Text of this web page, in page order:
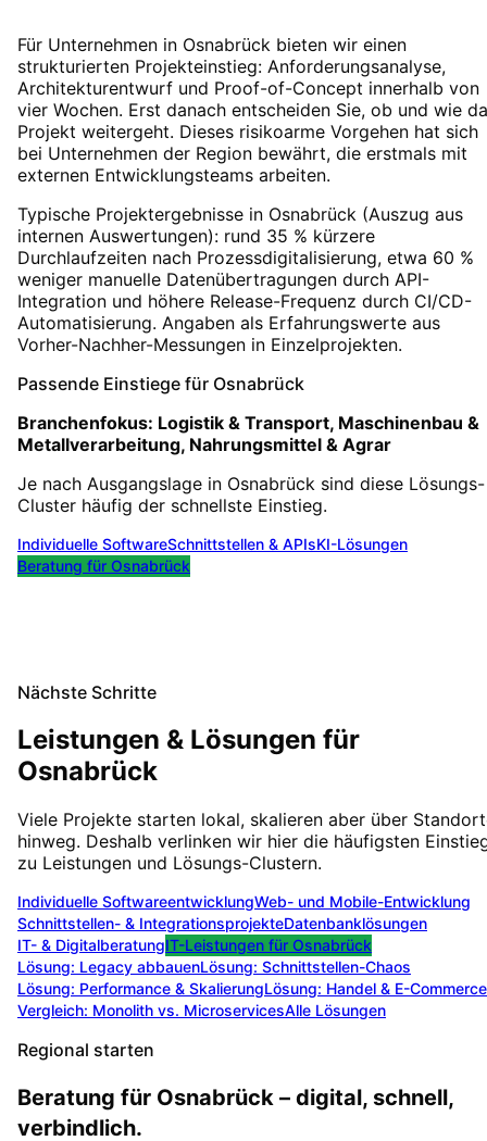
Für Unternehmen in Osnabrück bieten wir einen
strukturierten Projekteinstieg: Anforderungsanalyse,
Architekturentwurf und Proof-of-Concept innerhalb von
vier Wochen. Erst danach entscheiden Sie, ob und wie
Projekt weitergeht. Dieses risikoarme Vorgehen hat sich
bei Unternehmen der Region bewährt, die erstmals mit
externen Entwicklungsteams arbeiten.
Typische Projektergebnisse in Osnabrück (Auszug aus
internen Auswertungen): rund 35 % kürzere
Durchlaufzeiten nach Prozessdigitalisierung, etwa 60 %
weniger manuelle Datenübertragungen durch API-
Integration und höhere Release-Frequenz durch CI/CD-
Automatisierung. Angaben als Erfahrungswerte aus
Vorher-Nachher-Messungen in Einzelprojekten.
Passende Einstiege für Osnabrück
Branchenfokus: Logistik & Transport, Maschinenbau &
Metallverarbeitung, Nahrungsmittel & Agrar
Je nach Ausgangslage in Osnabrück sind diese Lösungs-
Cluster häufig der schnellste Einstieg.
Individuelle SoftwareSchnittstellen & APIsKI-Lösungen
Beratung für Osnabrück
Nächste Schritte
Leistungen & Lösungen für
Osnabrück
Viele Projekte starten lokal, skalieren aber über
hinweg. Deshalb verlinken wir hier die häufigsten
zu Leistungen und Lösungs-Clustern.
Individuelle SoftwareentwicklungWeb- und Mobile-Entwicklung
Schnittstellen- & IntegrationsprojekteDatenbanklösungen
IT- & DigitalberatungIT-Leistungen für Osnabrück
Lösung: Legacy abbauenLösung: Schnittstellen-Chaos
Lösung: Performance & SkalierungLösung: Handel & E-Commerce
Vergleich: Monolith vs. MicroservicesAlle Lösungen
Regional starten
Beratung für Osnabrück – digital, schnell,
verbindlich.